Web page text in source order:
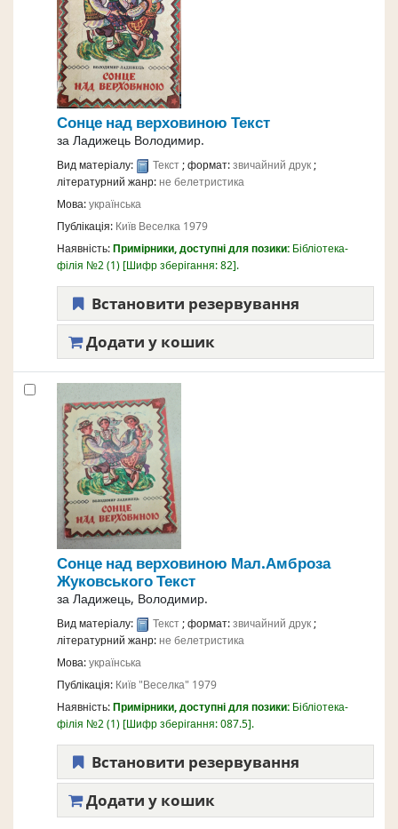
Сонце над верховиною Текст
заЛадижець Володимир.
Вид матеріалу: Текст; формат:звичайний друк;
літературний жанр:не белетристика
Мова:українська
Публікація: Київ Веселка 1979
Наявність:Примірники, доступні для позики: Бібліотека-
філія №2(1) Шифр зберігання:82 .
Встановити резервування
Додати у кошик
Сонце над верховиною Мал.Амброза
ЖуковськогоТекст
заЛадижець, Володимир.
Вид матеріалу: Текст; формат:звичайний друк;
літературний жанр:не белетристика
Мова:українська
Публікація: Київ"Веселка" 1979
Наявність:Примірники, доступні для позики: Бібліотека-
філія №2(1) Шифр зберігання:087.5 .
Встановити резервування
Додати у кошик